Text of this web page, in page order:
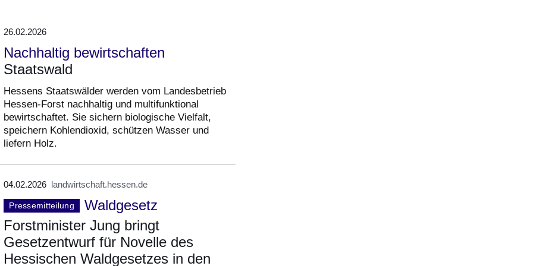
26.02.2026
Nachhaltig bewirtschaften
Staatswald
Hessens Staatswälder werden vom Landesbetrieb
Hessen-Forst nachhaltig und multifunktional
bewirtschaftet. Sie sichern biologische Vielfalt,
speichern Kohlendioxid, schützen Wasser und
liefern Holz.
04.02.2026 landwirtschaft.hessen.de
Pressemitteilung
Waldgesetz
Forstminister Jung bringt
Gesetzentwurf für Novelle des
Hessischen Waldgesetzes in den